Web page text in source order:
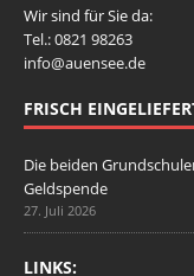
Wir sind für Sie da:
Tel.: 0821 98263
info@auensee.de
FRISCH
Die beiden
Geldspende
27. Juli 2026
LINKS: